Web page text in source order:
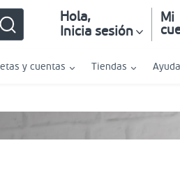
Hola,
Inicia sesión
Mi
y cuentas Tiendas Ayuda